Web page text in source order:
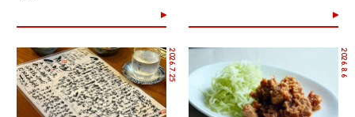
2026.7.25 2026.8.6